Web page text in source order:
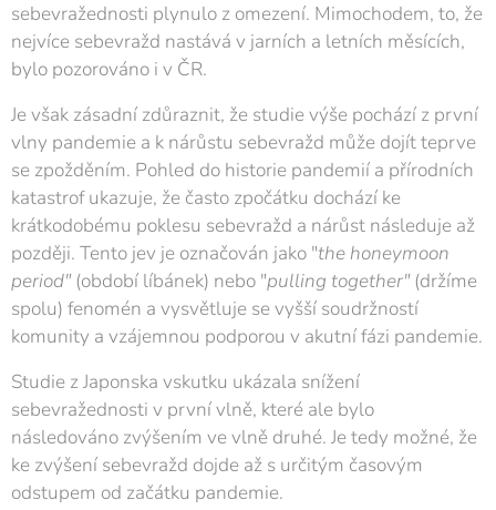
sebevražednosti plynulo z omezení. Mimochodem, to, že
nejvíce sebevražd nastává v jarních a letních měsících,
bylo pozorováno i v ČR.
Je však zásadní zdůraznit, že studie výše pochází z první
vlny pandemie a k nárůstu sebevražd může dojít teprve
se zpožděním. Pohled do historie pandemií a přírodních
katastrof ukazuje, že často zpočátku dochází ke
krátkodobému poklesu sebevražd a nárůst následuje až
později. Tento jev je označován jako "the honeymoon
period"(období líbánek) nebo "pulling together"(držíme
spolu) fenomén a vysvětluje se vyšší soudržností
komunity a vzájemnou podporou v akutní fázi pandemie.
Studie z Japonska vskutku ukázala snížení
sebevražednosti v první vlně, které ale bylo
následováno zvýšením ve vlně druhé. Je tedy možné, že
ke zvýšení sebevražd dojde až s určitým časovým
odstupem od začátku pandemie.